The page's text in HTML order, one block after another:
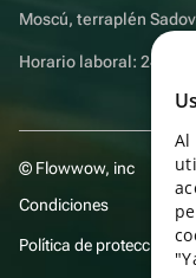
Moscú, terraplén
Horario laboral: 24 horas
© Flowwow, inc
Condiciones
Política de protección y
Al